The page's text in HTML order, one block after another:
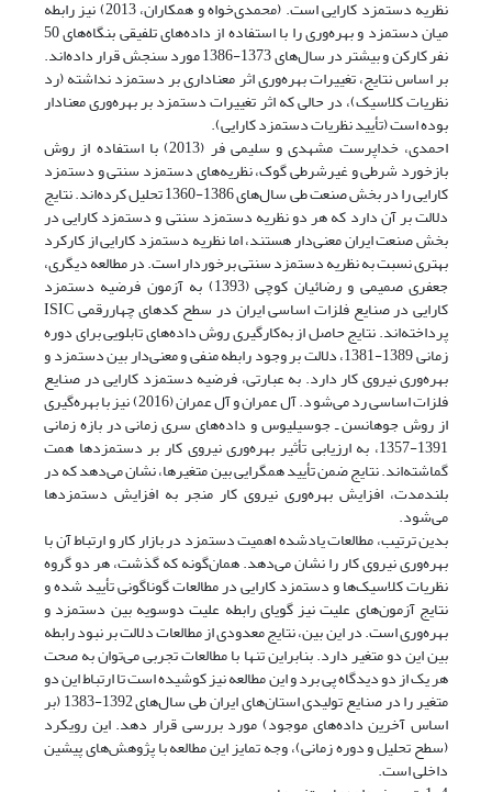
نظریه دستمزد کارایی است. (محمدی‌خواه و همکاران، 2013) نیز رابطه
میان دستمزد و بهره‌وری را با استفاده از داده‌های تلفیقی بنگاه‌های 50
نفر کارکن و بیشتر در سال‌های 1373-1386 مورد سنجش قرار داده‌اند.
بر اساس نتایج، تغییرات بهره‌وری اثر معناداری بر دستمزد نداشته (رد
نظریات کلاسیک)، در حالی که اثر تغییرات دستمزد بر بهره‌وری معنادار
بوده است (تأیید نظریات دستمزد کارایی).
احمدی، خداپرست مشهدی و سلیمی فر (2013) با استفاده از روش
بازخورد شرطی و غیرشرطی گوک، نظریه‌های دستمزد سنتی و دستمزد
کارایی را در بخش صنعت طی سال‌های 1386-1360 تحلیل کرده‌اند. نتایج
دلالت بر آن دارد که هر دو نظریه دستمزد سنتی و دستمزد کارایی در
بخش صنعت ایران معنی‌دار هستند، اما نظریه دستمزد کارایی از کارکرد
بهتری نسبت به نظریه دستمزد سنتی برخوردار است. در مطالعه دیگری،
جعفری صمیمی و رضائیان کوچی (1393) به آزمون فرضیه دستمزد
کارایی در صنایع فلزات اساسی ایران در سطح کدهای چهاررقمی ISIC
پرداخته‌اند. نتایج حاصل از به‌کارگیری روش داده‌های تابلویی برای دوره
زمانی 1389-1381، دلالت بر وجود رابطه منفی و معنی‌دار بین دستمزد و
بهره‌وری نیروی کار دارد. به عبارتی، فرضیه دستمزد کارایی در صنایع
فلزات اساسی رد می‌شود. آل عمران و آل عمران (2016) نیز با بهره‌گیری
از روش جوهانسن ـ جوسیلیوس و داده‌های سری زمانی در بازه زمانی
1391-1357، به ارزیابی تأثیر بهره‌وری نیروی کار بر دستمزدها همت
گماشته‌اند. نتایج ضمن تأیید همگرایی بین متغیرها، نشان می‌دهد که در
بلندمدت، افزایش بهره‌وری نیروی کار منجر به افزایش دستمزدها
می‌شود.
بدین ترتیب، مطالعات یادشده اهمیت دستمزد در بازار کار و ارتباط آن با
بهره‌وری نیروی کار را نشان می‌دهد. همان‌گونه که گذشت، هر دو گروه
نظریات کلاسیک‌ها و دستمزد کارایی در مطالعات گوناگونی تأیید شده و
نتایج آزمون‌های علیت نیز گویای رابطه علیت دوسویه بین دستمزد و
بهره‌وری است. در این بین، نتایج معدودی از مطالعات دلالت بر نبود رابطه
بین این دو متغیر دارد. بنابراین تنها با مطالعات تجربی می‌توان به صحت
هر یک از دو دیدگاه پی برد و این مطالعه نیز کوشیده است تا ارتباط این دو
متغیر را در صنایع تولیدی استان‌های ایران طی سال‌های 1392-1383 (بر
اساس آخرین داده‌های موجود) مورد بررسی قرار دهد. این رویکرد
(سطح تحلیل و دوره زمانی)، وجه تمایز این مطالعه با پژوهش‌های پیشین
داخلی است.